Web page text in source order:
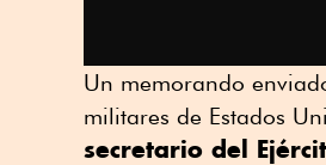
Un memorando
militares de Estados
secretario del